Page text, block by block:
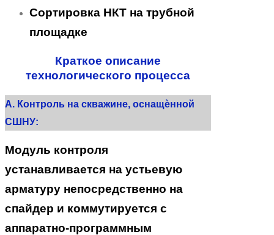
Сортировка НКТ на трубной
площадке
Краткое описание
технологического процесса
А. Контроль на скважине, оснащѐнной
СШНУ:
Модуль контроля
устанавливается на устьевую
арматуру непосредственно на
спайдер и коммутируется с
аппаратно-программным